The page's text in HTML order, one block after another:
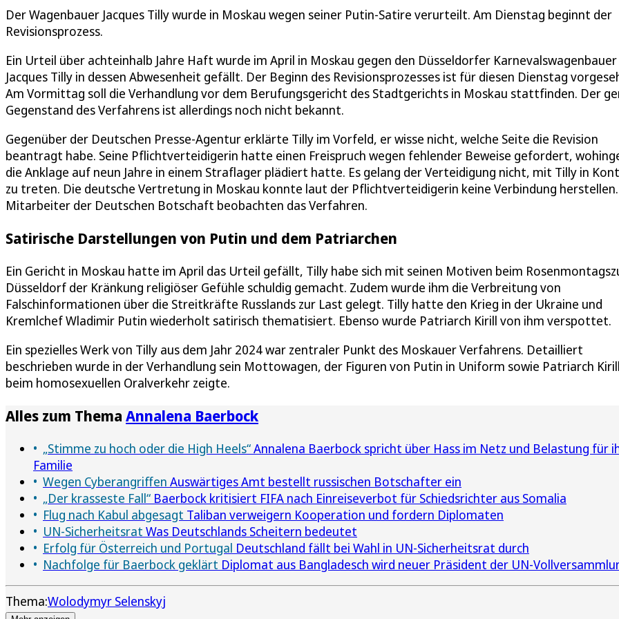
Der Wagenbauer Jacques Tilly wurde in Moskau wegen seiner Putin-Satire verurteilt. Am Dienstag beginnt der
Revisionsprozess.
Ein Urteil über achteinhalb Jahre Haft wurde im April in Moskau gegen den Düsseldorfer Karnevalswagenbauer
Jacques Tilly in dessen Abwesenheit gefällt. Der Beginn des Revisionsprozesses ist für diesen Dienstag
Am Vormittag soll die Verhandlung vor dem Berufungsgericht des Stadtgerichts in Moskau stattfinden. Der
Gegenstand des Verfahrens ist allerdings noch nicht bekannt.
Gegenüber der Deutschen Presse-Agentur erklärte Tilly im Vorfeld, er wisse nicht, welche Seite die Revision
beantragt habe. Seine Pflichtverteidigerin hatte einen Freispruch wegen fehlender Beweise gefordert,
die Anklage auf neun Jahre in einem Straflager plädiert hatte. Es gelang der Verteidigung nicht, mit Tilly in
zu treten. Die deutsche Vertretung in Moskau konnte laut der Pflichtverteidigerin keine Verbindung herstellen.
Mitarbeiter der Deutschen Botschaft beobachten das Verfahren.
Satirische Darstellungen von Putin und dem Patriarchen
Ein Gericht in Moskau hatte im April das Urteil gefällt, Tilly habe sich mit seinen Motiven beim
Düsseldorf der Kränkung religiöser Gefühle schuldig gemacht. Zudem wurde ihm die Verbreitung von
Falschinformationen über die Streitkräfte Russlands zur Last gelegt. Tilly hatte den Krieg in der Ukraine und
Kremlchef Wladimir Putin wiederholt satirisch thematisiert. Ebenso wurde Patriarch Kirill von ihm verspottet.
Ein spezielles Werk von Tilly aus dem Jahr 2024 war zentraler Punkt des Moskauer Verfahrens. Detailliert
beschrieben wurde in der Verhandlung sein Mottowagen, der Figuren von Putin in Uniform sowie Patriarch Kirill
beim homosexuellen Oralverkehr zeigte.
Alles zum Thema Annalena Baerbock
„Stimme zu hoch oder die High Heels“Annalena Baerbock spricht über Hass im Netz und Belastung für
Familie
Wegen Cyberangriffen Auswärtiges Amt bestellt russischen Botschafter ein
„Der krasseste Fall“ Baerbock kritisiert FIFA nach Einreiseverbot für Schiedsrichter aus Somalia
Flug nach Kabul abgesagt Taliban verweigern Kooperation und fordern Diplomaten
UN-Sicherheitsrat Was Deutschlands Scheitern bedeutet
Erfolg für Österreich und Portugal Deutschland fällt bei Wahl in UN-Sicherheitsrat durch
Nachfolge für Baerbock geklärt Diplomat aus Bangladesch wird neuer Präsident der UN-
Thema:Wolodymyr Selenskyj